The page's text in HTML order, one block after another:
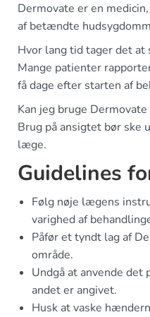
Dermovate er en
af betændte
Hvor lang tid tager det at
Mange patienter
få dage efter starten af
Kan jeg bruge
Brug på ansigtet bør ske
læge.
Guidelines
Følg nøje lægens
varighed af
Påfør et tyndt lag af
område.
Undgå at anvende det
andet er angivet.
Husk at vaske